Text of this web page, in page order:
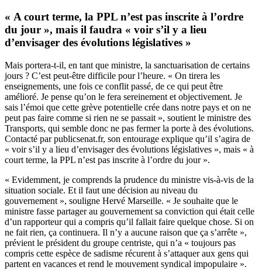
« A court terme, la PPL n’est pas inscrite à l’ordre
du jour », mais il faudra « voir s’il y a lieu
d’envisager des évolutions législatives »
Mais portera-t-il, en tant que ministre, la sanctuarisation de certains
jours ? C’est peut-être difficile pour l’heure. « On tirera les
enseignements, une fois ce conflit passé, de ce qui peut être
amélioré. Je pense qu’on le fera sereinement et objectivement. Je
sais l’émoi que cette grève potentielle crée dans notre pays et on ne
peut pas faire comme si rien ne se passait », soutient le ministre des
Transports, qui semble donc ne pas fermer la porte à des évolutions.
Contacté par publicsenat.fr, son entourage explique qu’il s’agira de
« voir s’il y a lieu d’envisager des évolutions législatives », mais « à
court terme, la PPL n’est pas inscrite à l’ordre du jour ».
« Evidemment, je comprends la prudence du ministre vis-à-vis de la
situation sociale. Et il faut une décision au niveau du
gouvernement », souligne Hervé Marseille. « Je souhaite que le
ministre fasse partager au gouvernement sa conviction qui était celle
d’un rapporteur qui a compris qu’il fallait faire quelque chose. Si on
ne fait rien, ça continuera. Il n’y a aucune raison que ça s’arrête »,
prévient le président du groupe centriste, qui n’a « toujours pas
compris cette espèce de sadisme récurent à s’attaquer aux gens qui
partent en vacances et rend le mouvement syndical impopulaire ».